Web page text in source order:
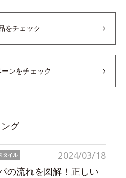
をチェック
ンをチェック
グ
2024/03/18
タイル
の流れを図解！正しい